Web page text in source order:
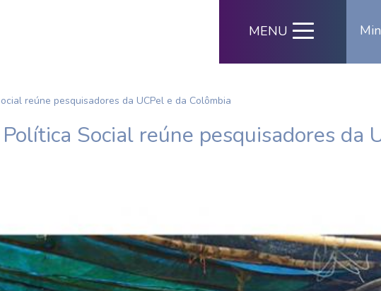
MENU
reúne pesquisadores da UCPel e da Colômbia
Social reúne pesquisadores da